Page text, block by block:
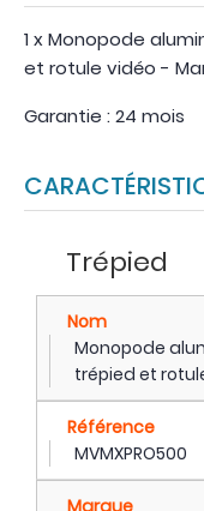
1 x Monopode
et rotule vidéo -
Garantie : 24 mois
Trépied
Nom
Monopode
trépied et
Référence
MVMXPRO500
Marque